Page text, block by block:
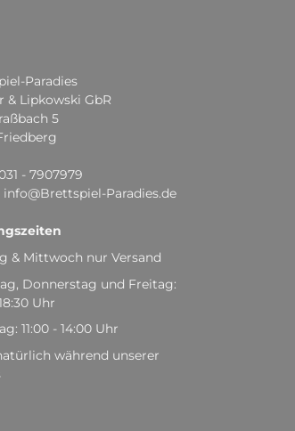
Paradies
& Lipkowski GbR
5
- 7907979
info@Brettspiel-Paradies.de
& Mittwoch nur Versand
Donnerstag und Freitag:
Uhr
11:00 - 14:00 Uhr
während unserer